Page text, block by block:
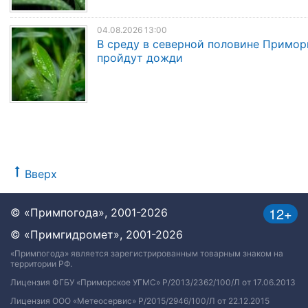
04.08.2026 13:00
В среду в северной половине
пройдут дожди
Вверх
12+
© «Примпогода», 2001-2026
© «Примгидромет», 2001-2026
«Примпогода» является зарегистрированным товарным знаком на
территории РФ.
Лицензия ФГБУ «Приморское УГМС» Р/2013/2362/100/Л от 17.06.2013
Лицензия ООО «Метеосервис» Р/2015/2946/100/Л от 22.12.2015